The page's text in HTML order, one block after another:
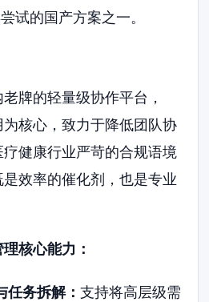
试的国产方案之一。
牌的轻量级协作平台，
核心，致力于降低团队协
健康行业严苛的合规语境
效率的催化剂，也是专业
核心能力：
任务拆解： 支持将高层级需